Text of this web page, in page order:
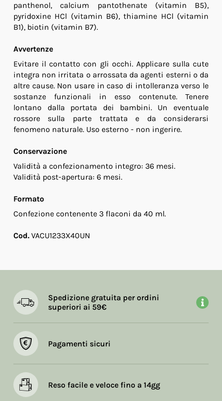
panthenol, calcium pantothenate (vitamin B5),
pyridoxine HCl (vitamin B6), thiamine HCl (vitamin
B1), biotin (vitamin B7).
Avvertenze
Evitare il contatto con gli occhi. Applicare sulla cute
integra non irritata o arrossata da agenti esterni o da
altre cause. Non usare in caso di intolleranza verso le
sostanze funzionali in esso contenute. Tenere
lontano dalla portata dei bambini. Un eventuale
rossore sulla parte trattata e da considerarsi
fenomeno naturale. Uso esterno - non ingerire.
Conservazione
Validità a confezionamento integro: 36 mesi.
Validità post-apertura: 6 mesi.
Formato
Confezione contenente 3 flaconi da 40 ml.
Cod.VACU1233X40UN
Spedizione gratuita per ordini
superiori ai 59€
Pagamenti sicuri
Reso facile e veloce fino a 14gg